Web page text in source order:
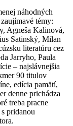
náhodných
témy:
Agneša Kalinová,
Satinský, Milan
literatúru cez
Jarryho, Paula
– najslávnejšia
90 titulov
edícia pamätí,
denne prichádza
treba pracne
pridanou